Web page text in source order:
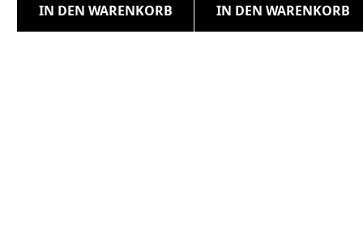
IN DEN WARENKORB IN DEN WARENKORB